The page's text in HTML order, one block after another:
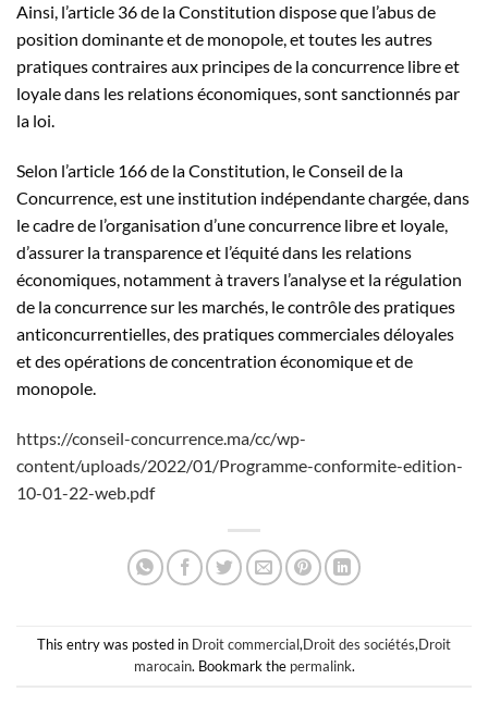
Ainsi, l’article 36 de la Constitution dispose que l’abus de
position dominante et de monopole, et toutes les autres
pratiques contraires aux principes de la concurrence libre et
loyale dans les relations économiques, sont sanctionnés par
la loi.
Selon l’article 166 de la Constitution, le Conseil de la
Concurrence, est une institution indépendante chargée, dans
le cadre de l’organisation d’une concurrence libre et loyale,
d’assurer la transparence et l’équité dans les relations
économiques, notamment à travers l’analyse et la régulation
de la concurrence sur les marchés, le contrôle des pratiques
anticoncurrentielles, des pratiques commerciales déloyales
et des opérations de concentration économique et de
monopole.
https://conseil-concurrence.ma/cc/wp-
content/uploads/2022/01/Programme-conformite-edition-
10-01-22-web.pdf
This entry was posted in Droit commercial,Droit des sociétés,Droit
marocain. Bookmark the permalink.